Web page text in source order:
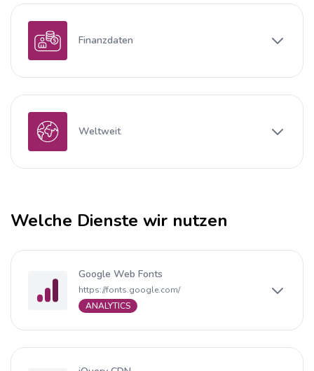
Finanzdaten
Weltweit
Welche Dienste wir nutzen
Google Web Fonts
https://fonts.google.com/
ANALYTICS